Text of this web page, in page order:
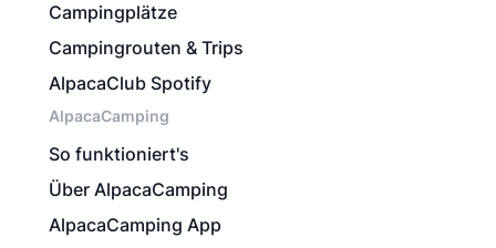
Campingplätze
Campingrouten & Trips
AlpacaClub Spotify
AlpacaCamping
So funktioniert's
Über AlpacaCamping
AlpacaCamping App